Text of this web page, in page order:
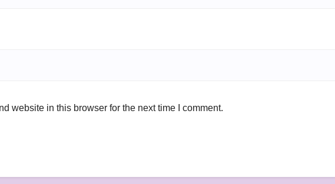
website in this browser for the next time I comment.